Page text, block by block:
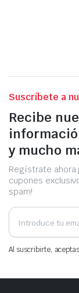
Suscríbete a
Recibe
y mucho
Regístrate ahora
cupones
spam!
Al suscribirte,